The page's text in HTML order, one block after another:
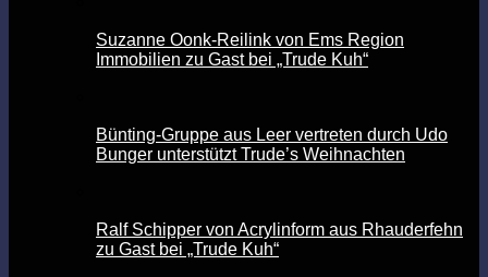
Suzanne Oonk-Reilink von Ems Region
Immobilien zu Gast bei „Trude Kuh“
Bünting-Gruppe aus Leer vertreten durch Udo
Bunger unterstützt Trude’s Weihnachten
Ralf Schipper von Acrylinform aus Rhauderfehn
zu Gast bei „Trude Kuh“